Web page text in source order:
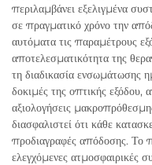
περιλαμβάνει εξελιγμένα
σε πραγματικό χρόνο την
αυτόματα τις παραμέτρους
αποτελεσματικότητα της
τη διαδικασία ενσωμάτωσης
δοκιμές της οπτικής εξόδου,
αξιολογήσεις
διασφαλιστεί ότι κάθε
προδιαγραφές απόδοσης. Το
ελεγχόμενες ατμοσφαιρικές